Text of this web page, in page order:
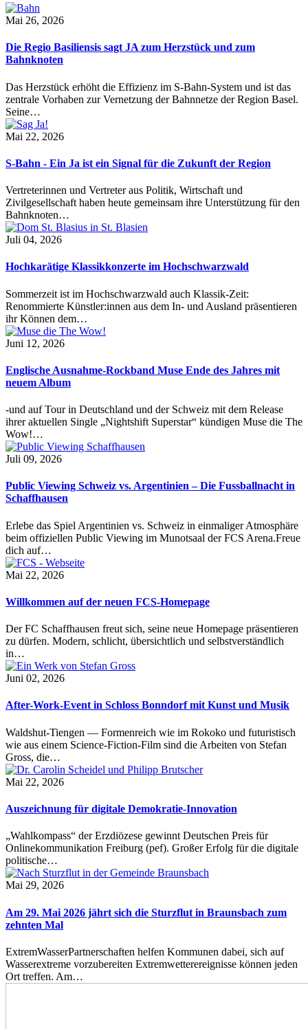
Mai 26, 2026
Die Regio Basiliensis sagt JA zum Herzstück und zum
Bahnknoten
Das Herzstück erhöht die Effizienz im S-Bahn-System und ist das
zentrale Vorhaben zur Vernetzung der Bahnnetze der Region Basel.
Seine…
Mai 22, 2026
S-Bahn - Ein Ja ist ein Signal für die Zukunft der Region
Vertreterinnen und Vertreter aus Politik, Wirtschaft und
Zivilgesellschaft haben heute gemeinsam ihre Unterstützung für den
Bahnknoten…
Juli 04, 2026
Hochkarätige Klassikkonzerte im Hochschwarzwald
Sommerzeit ist im Hochschwarzwald auch Klassik-Zeit:
Renommierte Künstler:innen aus dem In- und Ausland präsentieren
ihr Können dem…
Juni 12, 2026
Englische Ausnahme-Rockband Muse Ende des Jahres mit
neuem Album
-und auf Tour in Deutschland und der Schweiz mit dem Release
ihrer aktuellen Single „Nightshift Superstar“ kündigen Muse die The
Wow!…
Juli 09, 2026
Public Viewing Schweiz vs. Argentinien – Die Fussballnacht in
Schaffhausen
Erlebe das Spiel Argentinien vs. Schweiz in einmaliger Atmosphäre
beim offiziellen Public Viewing im Munotsaal der FCS Arena.Freue
dich auf…
Mai 22, 2026
Willkommen auf der neuen FCS-Homepage
Der FC Schaffhausen freut sich, seine neue Homepage präsentieren
zu dürfen. Modern, schlicht, übersichtlich und selbstverständlich
in…
Juni 02, 2026
After-Work-Event in Schloss Bonndorf mit Kunst und Musik
Waldshut-Tiengen — Formenreich wie im Rokoko und futuristisch
wie aus einem Science-Fiction-Film sind die Arbeiten von Stefan
Gross, die…
Mai 22, 2026
Auszeichnung für digitale Demokratie-Innovation
„Wahlkompass“ der Erzdiözese gewinnt Deutschen Preis für
Onlinekommunikation Freiburg (pef). Großer Erfolg für die digitale
politische…
Mai 29, 2026
Am 29. Mai 2026 jährt sich die Sturzflut in Braunsbach zum
zehnten Mal
ExtremWasserPartnerschaften helfen Kommunen dabei, sich auf
Wasserextreme vorzubereiten Extremwetterereignisse können jeden
Ort treffen. Am…